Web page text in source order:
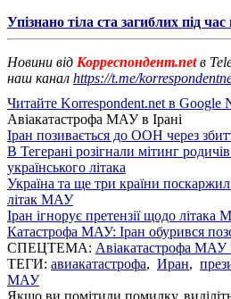
Упізнано тіла ста загиблих під
Новини від Корреспондент.netв
наш канал https://t.me/
Читайте Korrespondent.net в Google
Авіакатастрофа МАУ в Ірані
Іран позивається до ООН через
В Тегерані розігнали мітинг
українського літака
Україна та ще три країни
літак МАУ
Іран ігнорує претензії щодо
Катастрофа МАУ: Іран обурився
СПЕЦТЕМА: Авіакатастрофа МАУ
ТЕГИ: авиакатастрофа, Иран,
МАУ
Якщо ви помітили помилку,